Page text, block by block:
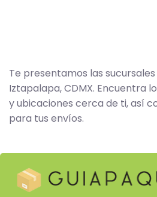
Te presentamos las sucursales
Iztapalapa, CDMX. Encuentra
y ubicaciones cerca de ti, así
para tus envíos.